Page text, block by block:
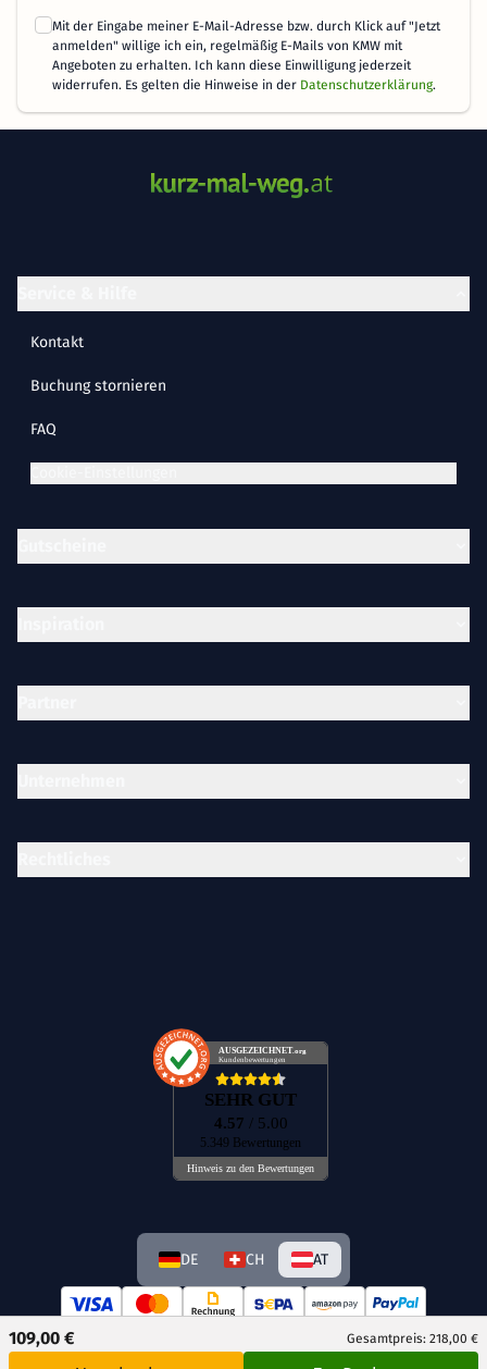
109,00 € Gesamtpreis: 218,00 €
Mit der Eingabe meiner E-Mail-Adresse bzw. durch Klick auf "Jetzt
anmelden" willige ich ein, regelmäßig E-Mails von KMW mit
Angeboten zu erhalten. Ich kann diese Einwilligung jederzeit
widerrufen. Es gelten die Hinweise in der Datenschutzerklärung.
AUSGEZEICHNET.org
Kundenbewertungen
SEHR GUT
4.57 / 5.00
5.349 Bewertungen
Hinweis zu den Bewertungen
Kontakt
Buchung stornieren
FAQ
DE CH AT